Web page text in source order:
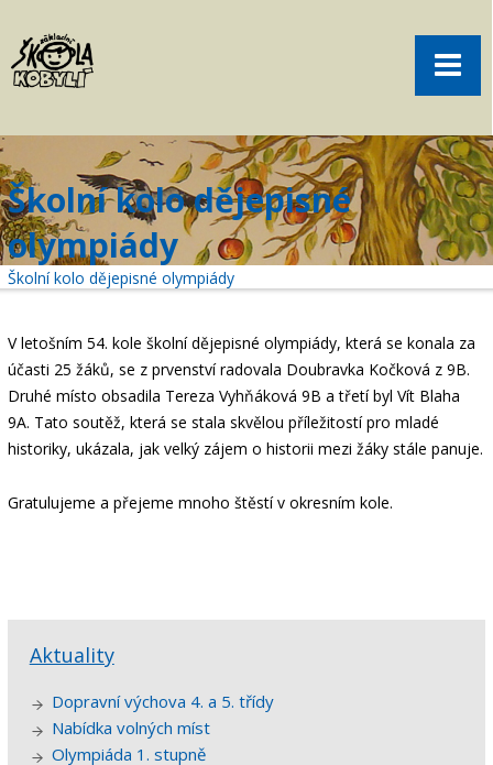
Aktuality
Volný čas
Kontakt
Akce
žákovská knížka
objednání obědů
Menu
Školní kolo dějepisné
olympiády
Školní kolo dějepisné olympiády
V letošním 54. kole školní dějepisné olympiády, která se konala za
účasti 25 žáků, se z prvenství radovala Doubravka Kočková z 9B.
Druhé místo obsadila Tereza Vyhňáková 9B a třetí byl Vít Blaha
9A. Tato soutěž, která se stala skvělou příležitostí pro mladé
historiky, ukázala, jak velký zájem o historii mezi žáky stále panuje.
Gratulujeme a přejeme mnoho štěstí v okresním kole.
Aktuality
Dopravní výchova 4. a 5. třídy
Nabídka volných míst
Olympiáda 1. stupně